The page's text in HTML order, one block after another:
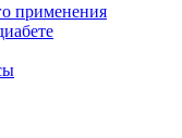
применения